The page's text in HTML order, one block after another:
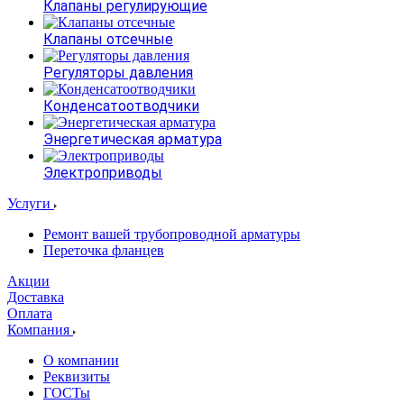
Клапаны регулирующие
Клапаны отсечные
Регуляторы давления
Конденсатоотводчики
Энергетическая арматура
Электроприводы
Услуги
Ремонт вашей трубопроводной арматуры
Переточка фланцев
Акции
Доставка
Оплата
Компания
О компании
Реквизиты
ГОСТы